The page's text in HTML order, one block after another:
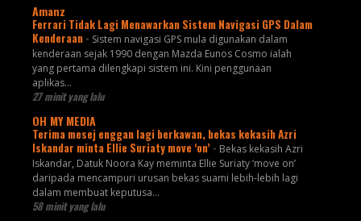
Amanz
Ferrari Tidak Lagi Menawarkan Sistem Navigasi GPS Dalam
Kenderaan - Sistem navigasi GPS mula digunakan dalam
kenderaan sejak 1990 dengan Mazda Eunos Cosmo ialah
yang pertama dilengkapi sistem ini. Kini penggunaan
aplikas...
27 minit yang lalu
OH MY MEDIA
Terima mesej enggan lagi berkawan, bekas kekasih Azri
Iskandar minta Ellie Suriaty move ‘on’ - Bekas kekasih Azri
Iskandar, Datuk Noora Kay meminta Ellie Suriaty ‘move on’
daripada mencampuri urusan bekas suami lebih-lebih lagi
dalam membuat keputusa...
58 minit yang lalu